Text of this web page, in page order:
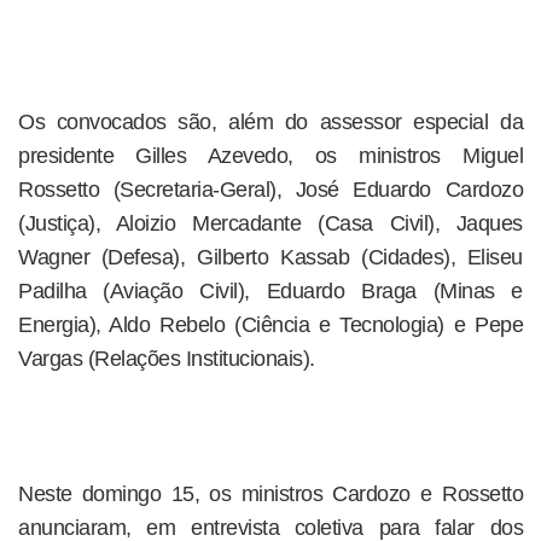
Os convocados são, além do assessor especial da
presidente Gilles Azevedo, os ministros Miguel
Rossetto (Secretaria-Geral), José Eduardo Cardozo
(Justiça), Aloizio Mercadante (Casa Civil), Jaques
Wagner (Defesa), Gilberto Kassab (Cidades), Eliseu
Padilha (Aviação Civil), Eduardo Braga (Minas e
Energia), Aldo Rebelo (Ciência e Tecnologia) e Pepe
Vargas (Relações Institucionais).
Neste domingo 15, os ministros Cardozo e Rossetto
anunciaram, em entrevista coletiva para falar dos